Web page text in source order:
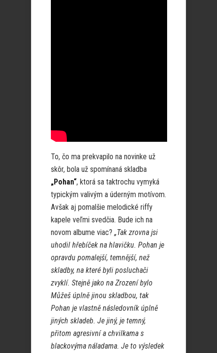
To, čo ma prekvapilo na novinke už
skôr, bola už spomínaná skladba
„Pohan“, ktorá sa taktrochu vymyká
typickým valivým a úderným motívom.
Avšak aj pomalšie melodické riffy
kapele veľmi svedčia. Bude ich na
novom albume viac? „Tak zrovna jsi
uhodil hřebíček na hlavičku. Pohan je
opravdu pomalejší, temnější, než
skladby, na které byli posluchači
zvyklí. Stejně jako na Zrození bylo
Můžeš úplně jinou skladbou, tak
Pohan je vlastně následovník úplně
jiných skladeb. Je jiný, je temný,
přitom agresivní a chvilkama s
blackovýma náladama. Je to výsledek